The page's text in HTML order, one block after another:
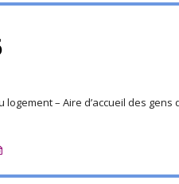
logement – Aire d’accueil des gens